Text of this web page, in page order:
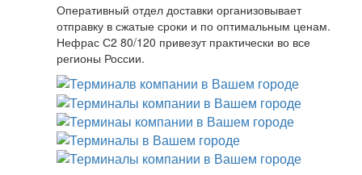
Оперативный отдел доставки организовывает
отправку в сжатые сроки и по оптимальным ценам.
Нефрас С2 80/120 привезут практически во все
регионы России.